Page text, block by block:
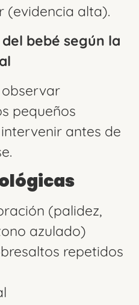
(evidencia alta).
bebé según la
pequeños
antes de
(palidez,
azulado)
repetidos